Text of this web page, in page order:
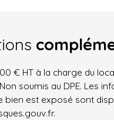
€ HT à la charge du
soumis au DPE. Les
bien est exposé sont